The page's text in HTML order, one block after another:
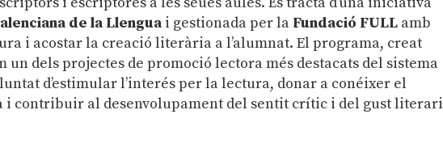
de la Llengua i gestionada per la Fundació FULL amb
i acostar la creació literària a l’alumnat. El programa, creat
un dels projectes de promoció lectora més destacats del sistema
d’estimular l’interés per la lectura, donar a conéixer el
i contribuir al desenvolupament del sentit crític i del gust literari